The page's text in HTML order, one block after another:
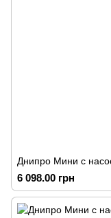
Днипро Мини с
6 098.00 грн